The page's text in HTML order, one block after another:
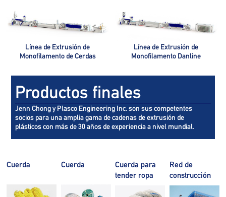
Línea de Extrusión de
Monofilamento de Cerdas
Línea de Extrusión de
Monofilamento Danline
Productos finales
Jenn Chong y Plasco Engineering Inc. son sus competentes
socios para una amplia gama de cadenas de extrusión de
plásticos con más de 30 años de experiencia a nivel mundial.
Cuerda Cuerda
Cuerda para
tender ropa
Red de
construcción